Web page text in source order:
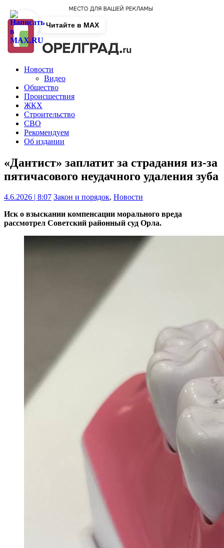
Новости
Видео
Общество
Происшествия
ЖКХ
Строительство
СВО
Рекомендуем
Об издании
«Дантист» заплатит за страдания из-за
пятичасового неудачного удаления зуба
4.6.2026 | 8:07 Закон и порядок, Новости
Иск о взыскании компенсации морального вреда
рассмотрел Советский районный суд Орла.
Читайте в MAX